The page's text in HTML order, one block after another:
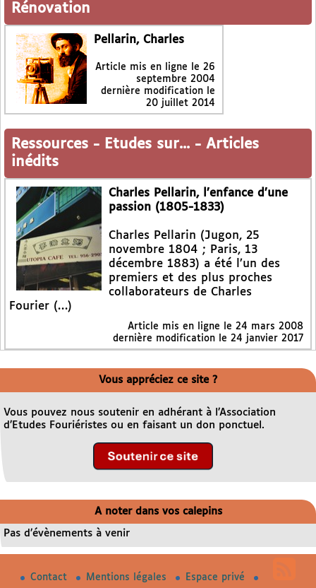
Rénovation
Pellarin, Charles
Article mis en ligne le 26
septembre 2004
dernière modification le
20 juillet 2014
Ressources - Etudes sur... - Articles
inédits
Charles Pellarin, l’enfance d’une
passion (1805-1833)
Charles Pellarin (Jugon, 25
novembre 1804 ; Paris, 13
décembre 1883) a été l’un des
premiers et des plus proches
collaborateurs de Charles
Fourier (…)
Article mis en ligne le 24 mars 2008
dernière modification le 24 janvier 2017
Vous appréciez ce site ?
Vous pouvez nous soutenir en adhérant à l’Association
d’Etudes Fouriéristes ou en faisant un don ponctuel.
A noter dans vos calepins
Pas d’évènements à venir
Contact Mentions légales Espace privé